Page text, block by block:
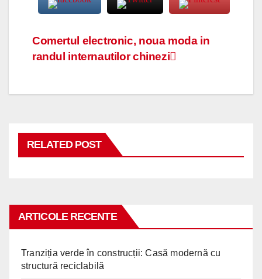
Navigare
articole
Comertul electronic, noua moda in
randul internautilor chinezi
RELATED POST
ARTICOLE RECENTE
Tranziția verde în construcții: Casă modernă cu
structură reciclabilă